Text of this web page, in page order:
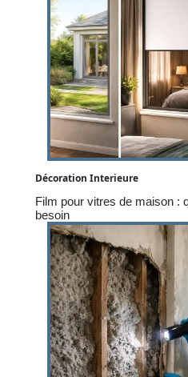
Décoration Interieure
Film pour vitres de maison :
besoin